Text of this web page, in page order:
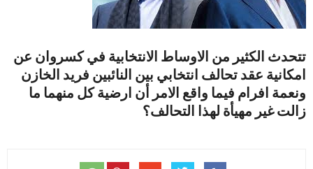
تتحدث الكثير من الاوساط الانتخابية في كسروان عن
امكانية عقد تحالف انتخابي بين النائبين فريد الخازن
ونعمة افرام فيما واقع الامر أن ارضية كل منهما ما
زالت غير مهيأة لهذا التحالف؟